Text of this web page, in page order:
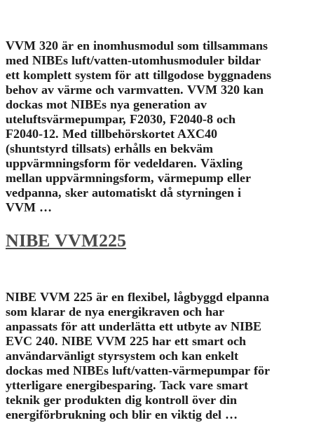
VVM 320 är en inomhusmodul som tillsammans
med NIBEs luft/vatten-utomhusmoduler bildar
ett komplett system för att tillgodose byggnadens
behov av värme och varmvatten. VVM 320 kan
dockas mot NIBEs nya generation av
uteluftsvärmepumpar, F2030, F2040-8 och
F2040-12. Med tillbehörskortet AXC40
(shuntstyrd tillsats) erhålls en bekväm
uppvärmningsform för vedeldaren. Växling
mellan uppvärmningsform, värmepump eller
vedpanna, sker automatiskt då styrningen i
VVM …
NIBE VVM225
NIBE VVM 225 är en flexibel, lågbyggd elpanna
som klarar de nya energikraven och har
anpassats för att underlätta ett utbyte av NIBE
EVC 240. NIBE VVM 225 har ett smart och
användarvänligt styrsystem och kan enkelt
dockas med NIBEs luft/vatten-värmepumpar för
ytterligare energibesparing. Tack vare smart
teknik ger produkten dig kontroll över din
energiförbrukning och blir en viktig del …